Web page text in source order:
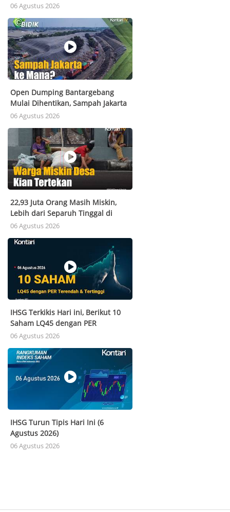
06 Agustus 2026
Open Dumping Bantargebang
Mulai Dihentikan, Sampah Jakarta
ke Mana?
06 Agustus 2026
22,93 Juta Orang Masih Miskin,
Lebih dari Separuh Tinggal di
Jawa
06 Agustus 2026
IHSG Terkikis Hari ini, Berikut 10
Saham LQ45 dengan PER
Terendah & Tertinggi (6 Agustus
06 Agustus 2026
IHSG Turun Tipis Hari Ini (6
Agustus 2026)
06 Agustus 2026